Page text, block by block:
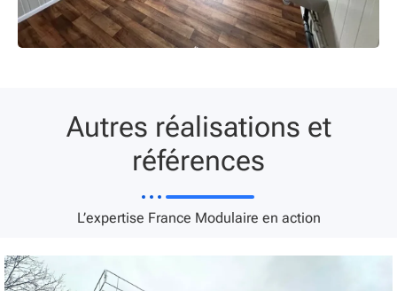
Autres réalisations et
références
L’expertise France Modulaire en action